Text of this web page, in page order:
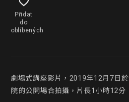
Přidat
do
oblíbených
劇場式講座影片，2019年12月7日
院的公開場合拍攝，片長1小時12分